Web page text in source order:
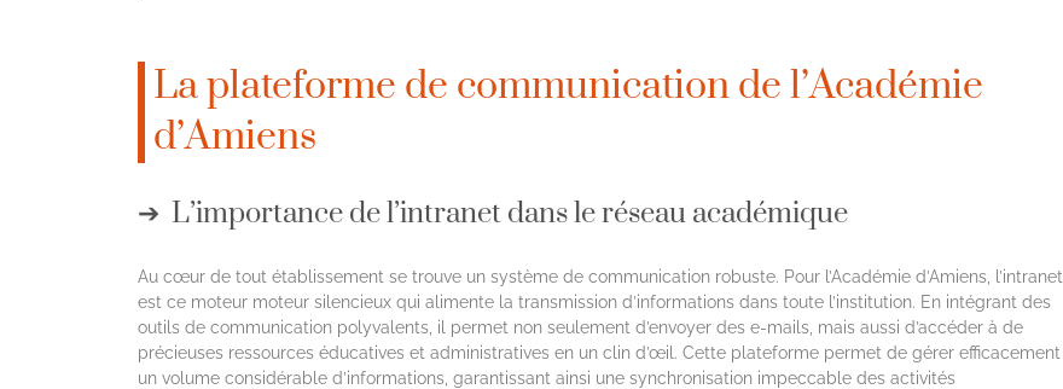
La plateforme de communication de l’Académie
d’Amiens
L’importance de l’intranet dans le réseau académique
Au cœur de tout établissement se trouve un système de communication robuste. Pour l’Académie d’Amiens, l’intranet
est ce moteur moteur silencieux qui alimente la transmission d’informations dans toute l’institution. En intégrant des
outils de communication polyvalents, il permet non seulement d’envoyer des e-mails, mais aussi d’accéder à de
précieuses ressources éducatives et administratives en un clin d’œil. Cette plateforme permet de gérer efficacement
un volume considérable d’informations, garantissant ainsi une synchronisation impeccable des activités